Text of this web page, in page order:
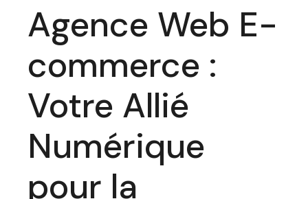
Agence Web E-
commerce :
Votre Allié
Numérique
pour la